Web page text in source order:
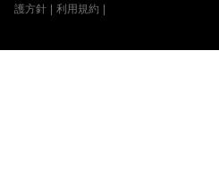
護方針 | 利用規約 |